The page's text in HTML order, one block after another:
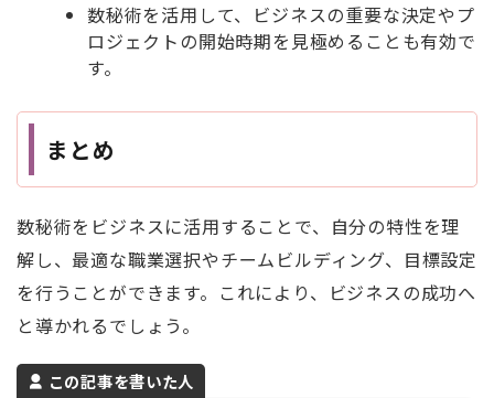
数秘術を活用して、ビジネスの重要な決定やプ
ロジェクトの開始時期を見極めることも有効で
す。
まとめ
数秘術をビジネスに活用することで、自分の特性を理
解し、最適な職業選択やチームビルディング、目標設定
を行うことができます。これにより、ビジネスの成功へ
と導かれるでしょう。
この記事を書いた人